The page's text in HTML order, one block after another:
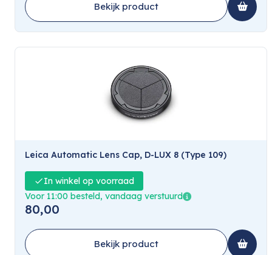
Bekijk product
Leica Automatic Lens Cap, D-LUX 8 (Type 109)
In winkel op voorraad
Voor 11:00 besteld, vandaag verstuurd
80,00
Bekijk product